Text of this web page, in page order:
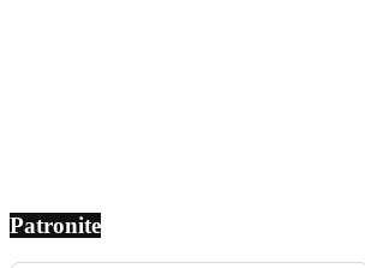
Patronite